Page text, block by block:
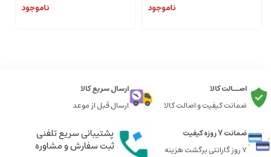
ناموجود ناموجود
اصــالت کالا
ضمانت کیفیت و اصالت کالا
ارسال سریع کالا
ارسال قبل از موعد
ضمانت 7 روزه کیفیت
7 روز گارانتی برگشت هزینه
پشتیبانی سریع تلفنی
ثبت سفارش و مشاوره